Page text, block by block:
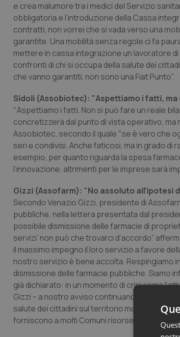
e crea malumore tra i medici del Servizio
obbligatoria e l’introduzione della Cassa
contratti, non vorrei che si vada verso una
garantite. Una mobilità senza regole ci fa
mettere in cassa integrazione un lavoratore
confronti di chi si occupa della salute dei
che vanno garantiti, non sono una Fiat Punto”.
Sidoli (Assobiotec): "Aspettiamo i fatti,
"Aspettiamo i fatti. Non si può fare un reale
concretizzerà dal punto di vista operativo, ma
Assobiotec, secondo il quale "se è vero che
seri e condivisi. Anche faticosi, ma in grado
esempio, per quanto riguarda la spesa
l’innovazione, altrimenti per le imprese sarà
Gizzi (Assofarm): "No assoluto all'ipotesi
Secondo Venazio Gizzi, presidente di
pubbliche, nella lettera presentata dal
possibile dismissione delle farmacie di
servizi’ non può che trovarci d’accordo”
il massimo impegno il loro servizio a favore
nostro servizio è bene accolta. Respingiamo
dismissione delle farmacie pubbliche. Siamo
già dichiarato: in un momento di crisi come
Gizzi – a nostro avviso continuano a essere
salute dei cittadini sul territorio ma anche una
forniscono a molti Comuni risorse preziose da